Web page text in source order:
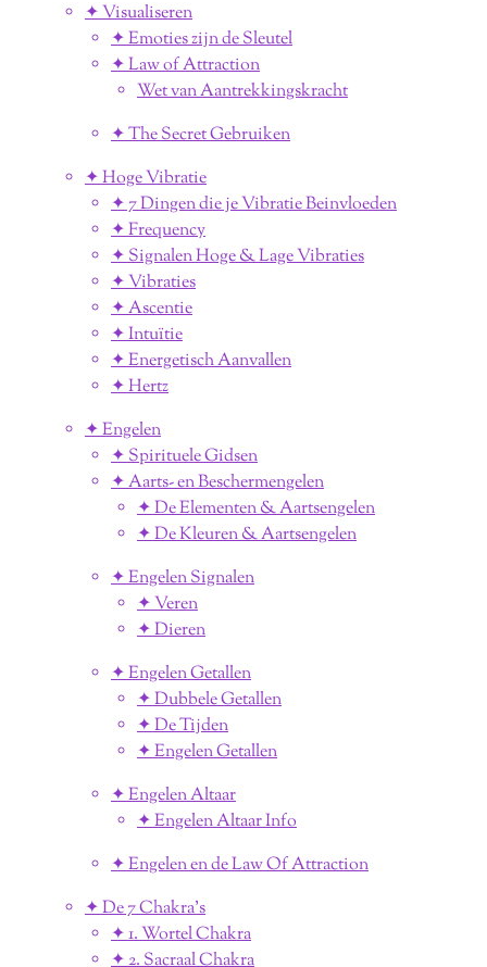
✦ Visualiseren
✦ Emoties zijn de Sleutel
✦ Law of Attraction
Wet van Aantrekkingskracht
✦ The Secret Gebruiken
✦ Hoge Vibratie
✦ 7 Dingen die je Vibratie Beinvloeden
✦ Frequency
✦ Signalen Hoge & Lage Vibraties
✦ Vibraties
✦ Ascentie
✦ Intuïtie
✦ Energetisch Aanvallen
✦ Hertz
✦ Engelen
✦ Spirituele Gidsen
✦ Aarts- en Beschermengelen
✦ De Elementen & Aartsengelen
✦ De Kleuren & Aartsengelen
✦ Engelen Signalen
✦ Veren
✦ Dieren
✦ Engelen Getallen
✦ Dubbele Getallen
✦ De Tijden
✦ Engelen Getallen
✦ Engelen Altaar
✦ Engelen Altaar Info
✦ Engelen en de Law Of Attraction
✦ De 7 Chakra's
✦ 1. Wortel Chakra
✦ 2. Sacraal Chakra